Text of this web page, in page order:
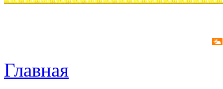
Главная